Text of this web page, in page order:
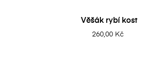
Věšák rybí kost
260,00 Kč